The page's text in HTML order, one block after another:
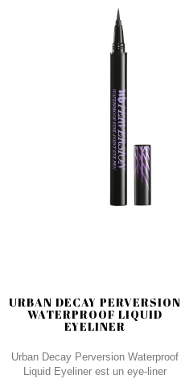
URBAN DECAY PERVERSION
WATERPROOF LIQUID
EYELINER
Urban Decay Perversion Waterproof
Liquid Eyeliner est un eye-liner